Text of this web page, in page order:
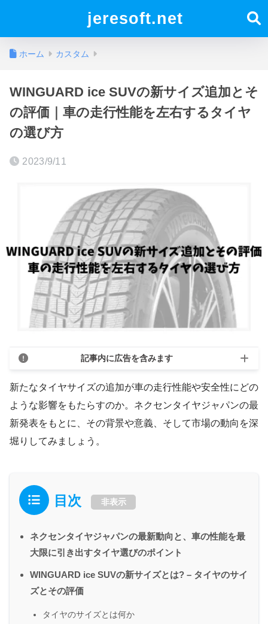
jeresoft.net
ホーム カスタム
WINGUARD ice SUVの新サイズ追加とそ
の評価｜車の走行性能を左右するタイヤ
の選び方
2023/9/11
記事内に広告を含みます
新たなタイヤサイズの追加が車の走行性能や安全性にどの
ような影響をもたらすのか。ネクセンタイヤジャパンの最
新発表をもとに、その背景や意義、そして市場の動向を深
堀りしてみましょう。
目次 非表示
ネクセンタイヤジャパンの最新動向と、車の性能を最
大限に引き出すタイヤ選びのポイント
WINGUARD ice SUVの新サイズとは? – タイヤのサイ
ズとその評価
タイヤのサイズとは何か